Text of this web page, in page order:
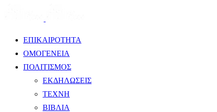
ΕΠΙΚΑΙΡΟΤΗΤΑ
ΟΜΟΓΕΝΕΙΑ
ΠΟΛΙΤΙΣΜΟΣ
ΕΚΔΗΛΩΣΕΙΣ
ΤΕΧΝΗ
ΒΙΒΛΙΑ